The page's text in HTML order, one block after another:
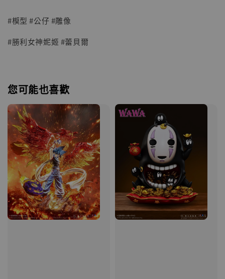
#模型 #公仔 #雕像
#勝利女神妮姬 #蕾貝爾
您可能也喜歡